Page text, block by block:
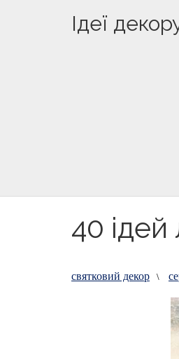
Ідеї
40 ідей
святковий декор \